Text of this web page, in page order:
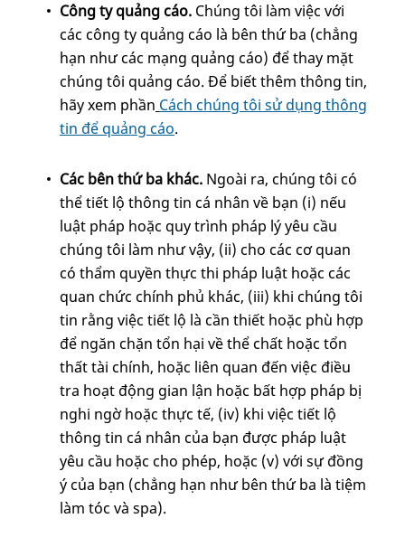
Công ty quảng cáo. Chúng tôi làm việc với
các công ty quảng cáo là bên thứ ba (chẳng
hạn như các mạng quảng cáo) để thay mặt
chúng tôi quảng cáo. Để biết thêm thông tin,
hãy xem phần Cách chúng tôi sử dụng thông
tin để quảng cáo.
Các bên thứ ba khác. Ngoài ra, chúng tôi có
thể tiết lộ thông tin cá nhân về bạn (i) nếu
luật pháp hoặc quy trình pháp lý yêu cầu
chúng tôi làm như vậy, (ii) cho các cơ quan
có thẩm quyền thực thi pháp luật hoặc các
quan chức chính phủ khác, (iii) khi chúng tôi
tin rằng việc tiết lộ là cần thiết hoặc phù hợp
để ngăn chặn tổn hại về thể chất hoặc tổn
thất tài chính, hoặc liên quan đến việc điều
tra hoạt động gian lận hoặc bất hợp pháp bị
nghi ngờ hoặc thực tế, (iv) khi việc tiết lộ
thông tin cá nhân của bạn được pháp luật
yêu cầu hoặc cho phép, hoặc (v) với sự đồng
ý của bạn (chẳng hạn như bên thứ ba là tiệm
làm tóc và spa).